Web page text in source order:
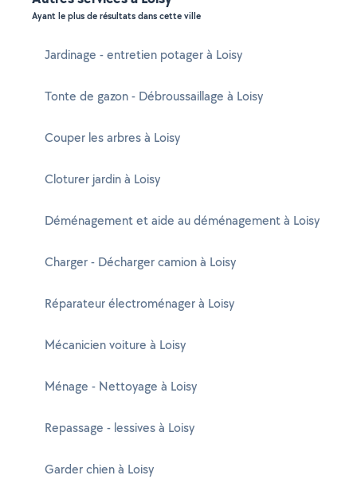
Ayant le plus de résultats dans cette ville
Jardinage - entretien potager à Loisy
Tonte de gazon - Débroussaillage à Loisy
Couper les arbres à Loisy
Cloturer jardin à Loisy
Déménagement et aide au déménagement à Loisy
Charger - Décharger camion à Loisy
Réparateur électroménager à Loisy
Mécanicien voiture à Loisy
Ménage - Nettoyage à Loisy
Repassage - lessives à Loisy
Garder chien à Loisy